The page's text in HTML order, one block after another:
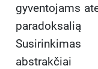
gyventojams
abstrakčiai